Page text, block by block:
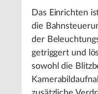
Das Einrichten
die
der
getriggert und
sowohl die